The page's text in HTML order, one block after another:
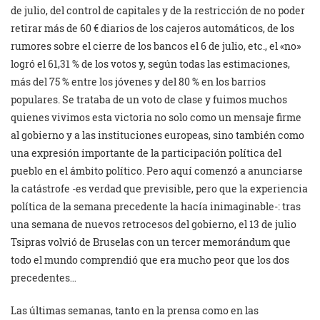
de julio, del control de capitales y de la restricción de no poder
retirar más de 60 € diarios de los cajeros automáticos, de los
rumores sobre el cierre de los bancos el 6 de julio, etc., el «no»
logró el 61,31 % de los votos y, según todas las estimaciones,
más del 75 % entre los jóvenes y del 80 % en los barrios
populares. Se trataba de un voto de clase y fuimos muchos
quienes vivimos esta victoria no solo como un mensaje firme
al gobierno y a las instituciones europeas, sino también como
una expresión importante de la participación política del
pueblo en el ámbito político. Pero aquí comenzó a anunciarse
la catástrofe -es verdad que previsible, pero que la experiencia
política de la semana precedente la hacía inimaginable-: tras
una semana de nuevos retrocesos del gobierno, el 13 de julio
Tsipras volvió de Bruselas con un tercer memorándum que
todo el mundo comprendió que era mucho peor que los dos
precedentes…
Las últimas semanas, tanto en la prensa como en las